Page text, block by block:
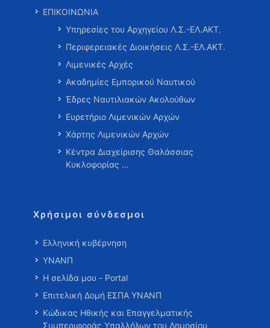
ΕΠΙΚΟΙΝΩΝΙΑ
Υπηρεσίες του Αρχηγείου Λ.Σ.-ΕΛ.ΑΚΤ.
Περιφερειακές Διοικήσεις Λ.Σ.-ΕΛ.ΑΚΤ.
Λιμενικές Αρχές
Ακαδημίες Εμπορικού Ναυτικού
Έδρες Ναυτιλιακών Ακολούθων
Ευρετήριο Λιμενικών Αρχών
Χάρτης Λιμενικών Αρχών
Κέντρα Διαχείρισης Θαλάσσιας
Κυκλοφορίας …
Χρήσιμοι σύνδεσμοι
Ελληνική κυβέρνηση
ΥΝΑΝΠ
Η σελίδα μου - Portal
Επιτελική Δομή ΕΣΠΑ ΥΝΑΝΠ
Κώδικας Ηθικής και Επαγγελματικής
Συμπεριφοράς Υπαλλήλων του Δημοσίου